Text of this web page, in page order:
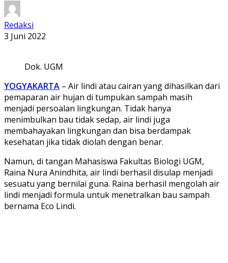
Redaksi
3 Juni 2022
Dok. UGM
YOGYAKARTA – Air lindi atau cairan yang dihasilkan dari
pemaparan air hujan di tumpukan sampah masih
menjadi persoalan lingkungan. Tidak hanya
menimbulkan bau tidak sedap, air lindi juga
membahayakan lingkungan dan bisa berdampak
kesehatan jika tidak diolah dengan benar.
Namun, di tangan Mahasiswa Fakultas Biologi UGM,
Raina Nura Anindhita, air lindi berhasil disulap menjadi
sesuatu yang bernilai guna. Raina berhasil mengolah air
lindi menjadi formula untuk menetralkan bau sampah
bernama Eco Lindi.